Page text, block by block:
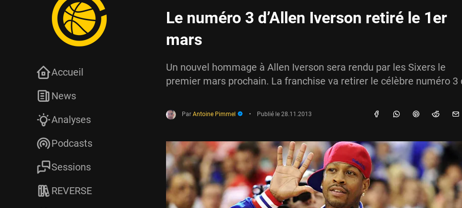
Le numéro 3 d’Allen Iverson retiré le 1er
mars
Un nouvel hommage à Allen Iverson sera rendu par les Sixers le
premier mars prochain. La franchise va retirer le célèbre numéro 3
Par Antoine Pimmel • Publié le 28.11.2013
Accueil
News
Analyses
Podcasts
Sessions
REVERSE